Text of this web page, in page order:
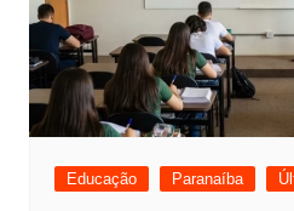
Educação Paranaíba